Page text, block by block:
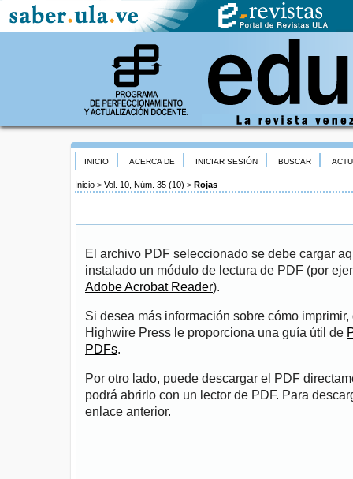
INICIO ACERCA DE INICIAR SESIÓN BUSCAR
Inicio > Vol. 10, Núm. 35 (10) > Rojas
El archivo PDF seleccionado se debe cargar
instalado un módulo de lectura de PDF (por
Adobe Acrobat Reader).
Si desea más información sobre cómo
Highwire Press le proporciona una guía útil de
PDFs.
Por otro lado, puede descargar el PDF
podrá abrirlo con un lector de PDF. Para
enlace anterior.